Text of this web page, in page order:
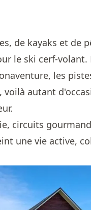
de kayaks et de
le ski cerf-volant.
les
autant
circuits
une vie active,